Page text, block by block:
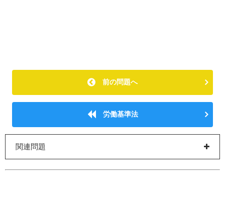
前の問題へ
労働基準法
関連問題